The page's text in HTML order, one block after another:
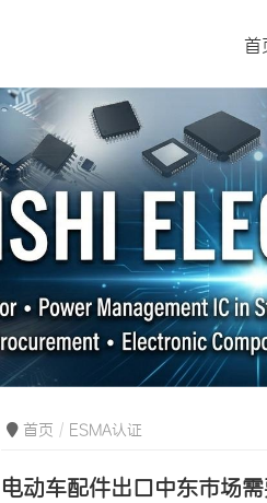
首
首页 ESMA认证
电动车配件出口中东市场